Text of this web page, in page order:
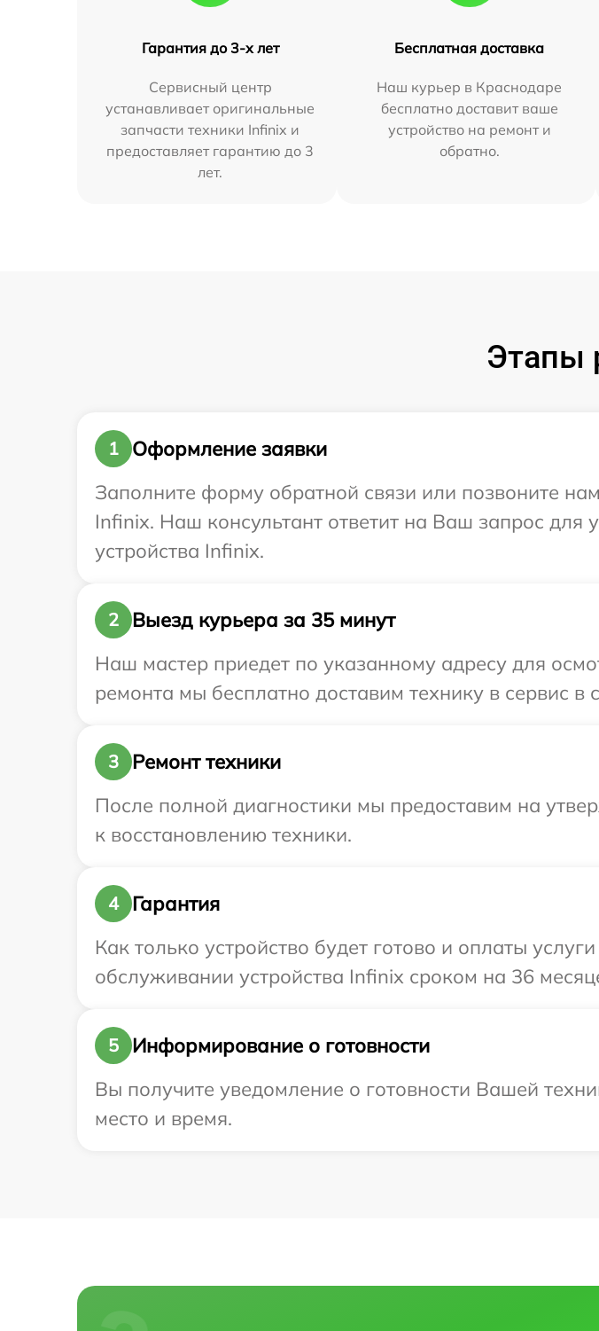
Гарантия до 3-х лет
Сервисный центр
устанавливает оригинальные
запчасти техники Infinix и
предоставляет гарантию до 3
лет.
Бесплатная доставка
Наш курьер в Краснодаре
бесплатно доставит ваше
устройство на ремонт и
обратно.
Этапы
1
Оформление заявки
Заполните форму обратной связи или позвоните
Infinix. Наш консультант ответит на Ваш запрос
устройства Infinix.
2
Выезд курьера за 35 минут
Наш мастер приедет по указанному адресу для
ремонта мы бесплатно доставим технику в сервис в
3
Ремонт техники
После полной диагностики мы предоставим на
к восстановлению техники.
4
Гарантия
Как только устройство будет готово и оплаты
обслуживании устройства Infinix сроком на 36
5
Информирование о готовности
Вы получите уведомление о готовности Вашей
место и время.